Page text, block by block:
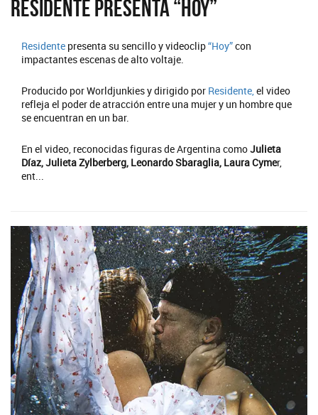
Residente presenta “Hoy”
Residente presenta su sencillo y videoclip“Hoy”con
impactantes escenas de alto voltaje.
Producido por Worldjunkies y dirigido por Residente,el video
refleja el poder de atracción entre una mujer y un hombre que
se encuentran en un bar.
En el video, reconocidas figuras de Argentina comoJulieta
Díaz, Julieta Zylberberg, Leonardo Sbaraglia, Laura Cymer,
ent...